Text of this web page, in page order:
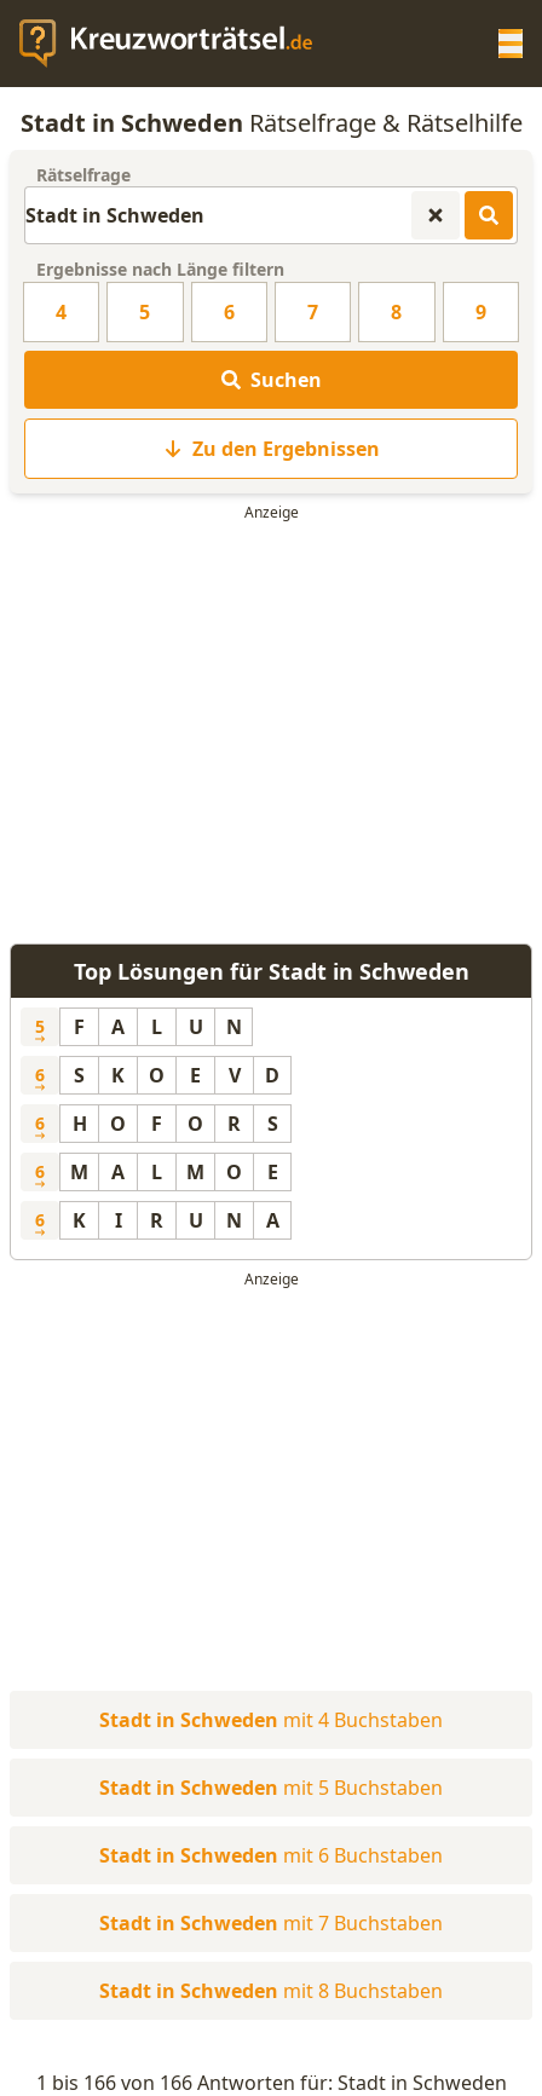
KREUZWORTRÄTSEL-HILFE
WORTLISTE
Stadt in Schweden Rätselfrage & Rätselhilfe
Rätselfrage
Ergebnisse nach Länge filtern
4 5 6 7 8 9
Suchen
Zu den Ergebnissen
Top Lösungen für Stadt in Schweden
5 F A L U N
6 S K O E V D
6 H O F O R S
6 M A L M O E
6 K I R U N A
Stadt in Schweden mit 4 Buchstaben
Stadt in Schweden mit 5 Buchstaben
Stadt in Schweden mit 6 Buchstaben
Stadt in Schweden mit 7 Buchstaben
Stadt in Schweden mit 8 Buchstaben
1 bis 166 von 166 Antworten für: Stadt in Schweden